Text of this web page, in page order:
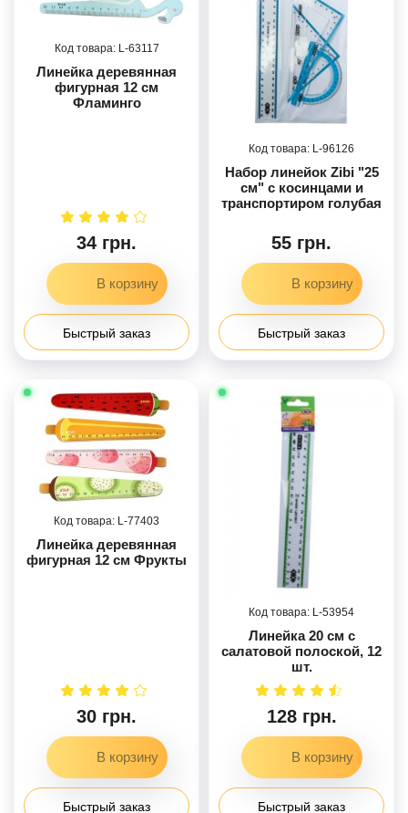
63117
Линейка деревянная
фигурная 12 см
Фламинго
34 грн.
Быстрый заказ
96126
Набор линейок Zibi "25
см" с косинцами и
транспортиром голубая
55 грн.
Быстрый заказ
77403
Линейка деревянная
фигурная 12 см Фрукты
30 грн.
Быстрый заказ
53954
Линейка 20 см с
салатовой полоской, 12
шт.
128 грн.
Быстрый заказ